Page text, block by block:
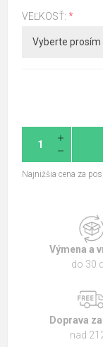
VEĽKOSŤ: *
Najnižšia cena za
Výmena a
do 30
Doprava
nad